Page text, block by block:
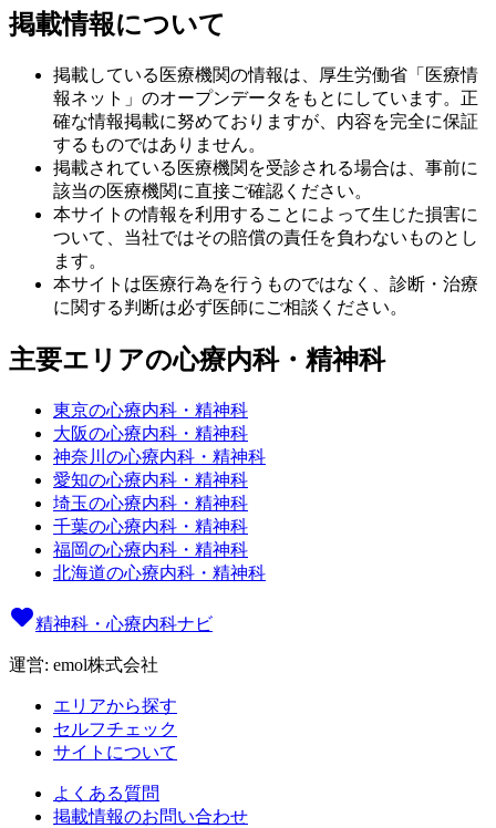
掲載情報について
掲載している医療機関の情報は、厚生労働省「医療情
報ネット」のオープンデータをもとにしています。正
確な情報掲載に努めておりますが、内容を完全に保証
するものではありません。
掲載されている医療機関を受診される場合は、事前に
該当の医療機関に直接ご確認ください。
本サイトの情報を利用することによって生じた損害に
ついて、当社ではその賠償の責任を負わないものとし
ます。
本サイトは医療行為を行うものではなく、診断・治療
に関する判断は必ず医師にご相談ください。
主要エリアの心療内科・精神科
東京の心療内科・精神科
大阪の心療内科・精神科
神奈川の心療内科・精神科
愛知の心療内科・精神科
埼玉の心療内科・精神科
千葉の心療内科・精神科
福岡の心療内科・精神科
北海道の心療内科・精神科
精神科・心療内科ナビ
運営: emol株式会社
エリアから探す
セルフチェック
サイトについて
よくある質問
掲載情報のお問い合わせ